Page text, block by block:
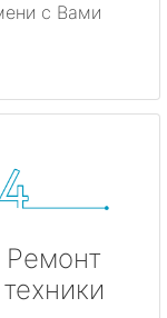
с Вами
Ремонт
техники